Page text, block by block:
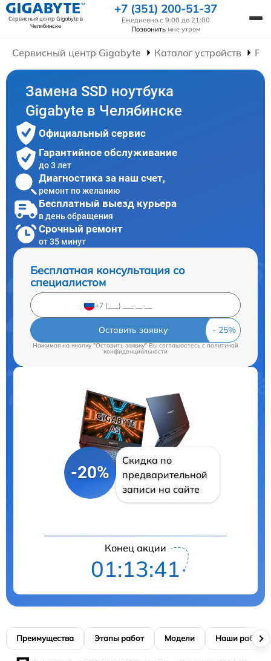
Сервисный центр Gigabyteв
Челябинске
+7 (351) 200-51-37
Ежедневно с 9:00 до 21:00
Позвонить мне утром
Сервисный центр Gigabyte Каталог устройств
Замена SSD ноутбука
Gigabyte в Челябинске
Официальный сервис
Гарантийное обслуживание
до 3 лет
Диагностика за наш счет,
ремонт по желанию
Бесплатный выезд курьера
в день обращения
Срочный ремонт
от 35 минут
Бесплатная консультация со
специалистом
Оставить заявку
Нажимая на кнопку "Оставить заявку" Вы соглашаетесь cполитикой
конфиденциальности
-20%
Скидка по
предварительной
записи на сайте
Конец акции
01:13:41
Преимущества Этапы работ Модели Наши работы